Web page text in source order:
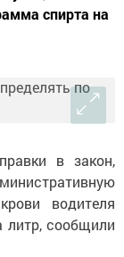
спирта на
в закон,
водителя
литр, сообщили